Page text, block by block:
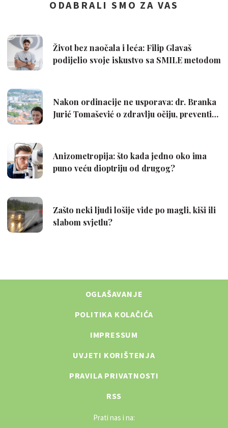
OGLAŠAVANJE
POLITIKA KOLAČIĆA
IMPRESSUM
UVJETI KORIŠTENJA
PRAVILA PRIVATNOSTI
RSS
Prati nas i na: